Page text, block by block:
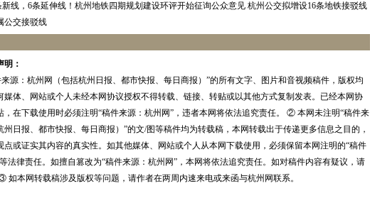
新线，6条延伸线！杭州地铁四期规划建设环评开始征询公众意见 杭州公交拟增设16条地铁接驳线
公交接驳线
明：
源：杭州网（包括杭州日报、都市快报、每日商报）”的所有文字、图片和音视频稿件，版权均
媒体、网站或个人未经本网协议授权不得转载、链接、转贴或以其他方式复制发表。已经本网协
，在下载使用时必须注明“稿件来源：杭州网”，违者本网将依法追究责任。 ② 本网未注明“稿件来
州日报、都市快报、每日商报）”的文/图等稿件均为转载稿，本网转载出于传递更多信息之目的，
点或证实其内容的真实性。如其他媒体、网站或个人从本网下载使用，必须保留本网注明的“稿件
法律责任。如擅自篡改为“稿件来源：杭州网”，本网将依法追究责任。如对稿件内容有疑议，请
如本网转载稿涉及版权等问题，请作者在两周内速来电或来函与杭州网联系。